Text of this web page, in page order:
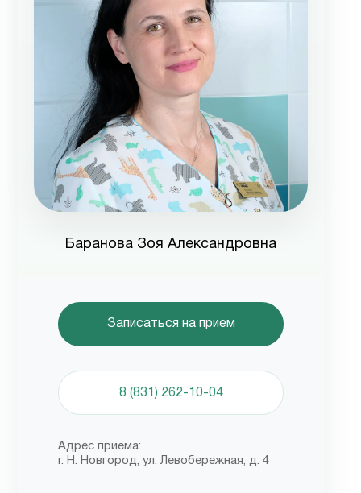
Баранова Зоя Александровна
Записаться на прием
8 (831) 262-10-04
Адрес приема:
г. Н. Новгород, ул. Левобережная, д. 4